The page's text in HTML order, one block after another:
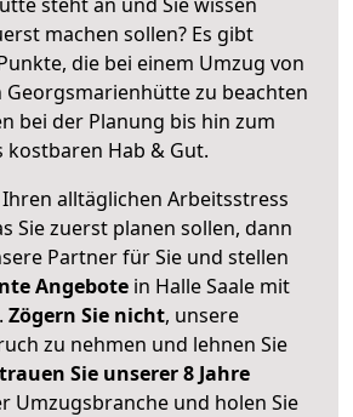
machen sollen? Es gibt
die bei einem Umzug von
Georgsmarienhütte zu beachten
bei der Planung bis hin zum
kostbaren Hab & Gut.
alltäglichen Arbeitsstress
Sie zuerst planen sollen, dann
Partner für Sie und stellen
Angebote in Halle Saale mit
Zögern Sie nicht, unsere
zu nehmen und lehnen Sie
Sie unserer 8 Jahre
Umzugsbranche und holen Sie